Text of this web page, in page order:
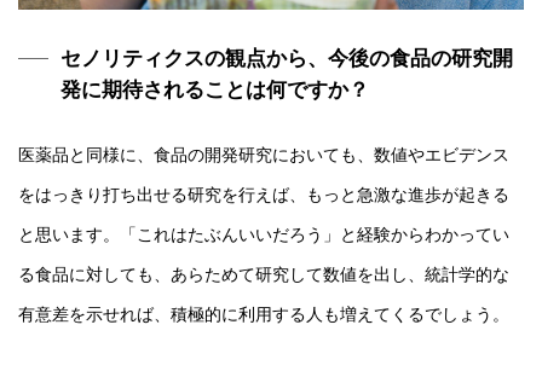
セノリティクスの観点から、今後の食品の研究開
発に期待されることは何ですか？
医薬品と同様に、食品の開発研究においても、数値やエビデンス
をはっきり打ち出せる研究を行えば、もっと急激な進歩が起きる
と思います。「これはたぶんいいだろう」と経験からわかってい
る食品に対しても、あらためて研究して数値を出し、統計学的な
有意差を示せれば、積極的に利用する人も増えてくるでしょう。